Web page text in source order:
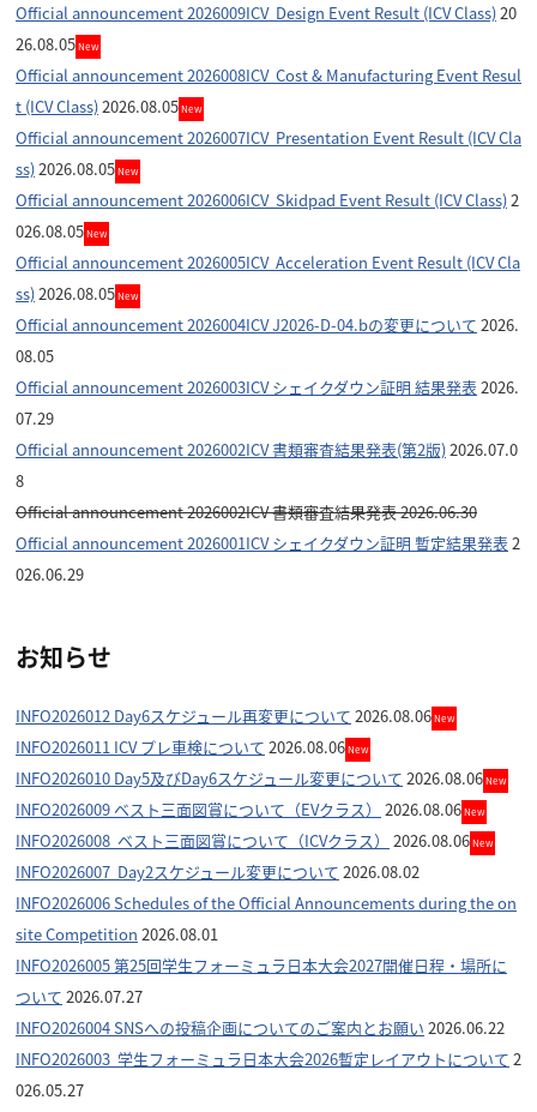
Official announcement 2026009ICV Design Event Result (ICV Class)20
26.08.05New
Official announcement 2026008ICV Cost & Manufacturing Event Resul
t (ICV Class)2026.08.05New
Official announcement 2026007ICV Presentation Event Result (ICV Cla
ss)2026.08.05New
Official announcement 2026006ICV Skidpad Event Result (ICV Class)2
026.08.05New
Official announcement 2026005ICV Acceleration Event Result (ICV Cla
ss)2026.08.05New
Official announcement 2026004ICV J2026-D-04.bの変更について 2026.
08.05
Official announcement 2026003ICV シェイクダウン証明 結果発表 2026.
07.29
Official announcement 2026002ICV 書類審査結果発表(第2版)2026.07.0
8
Official announcement 2026002ICV 書類審査結果発表 2026.06.30
Official announcement 2026001ICV シェイクダウン証明 暫定結果発表 2
026.06.29
お知らせ
INFO2026012 Day6スケジュール再変更について 2026.08.06New
INFO2026011 ICV プレ車検について 2026.08.06New
INFO2026010 Day5及びDay6スケジュール変更について 2026.08.06New
INFO2026009 ベスト三面図賞について（EVクラス） 2026.08.06New
INFO2026008 ベスト三面図賞について（ICVクラス） 2026.08.06New
INFO2026007 Day2スケジュール変更について 2026.08.02
INFO2026006 Schedules of the Official Announcements during the on
site Competition 2026.08.01
INFO2026005 第25回学生フォーミュラ日本大会2027開催日程・場所に
ついて 2026.07.27
INFO2026004 SNSへの投稿企画についてのご案内とお願い 2026.06.22
INFO2026003 学生フォーミュラ日本大会2026暫定レイアウトについて 2
026.05.27